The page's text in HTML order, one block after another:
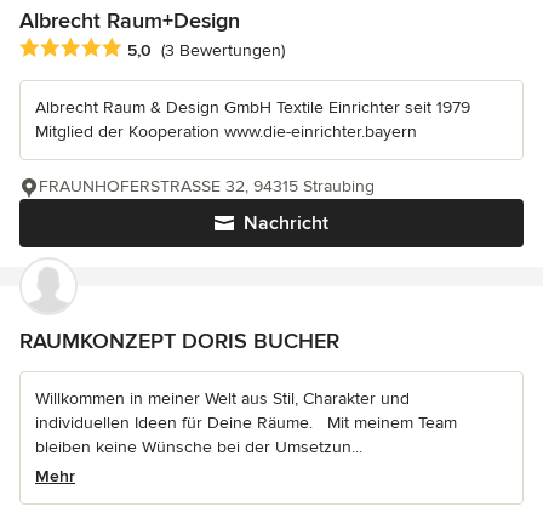
Albrecht Raum+Design
Durchschnittliche Bewertung: 5 von 5 Sternen
5,0 (3 Bewertungen)
Albrecht Raum & Design GmbH Textile Einrichter seit 1979
Mitglied der Kooperation www.die-einrichter.bayern
Nachricht
FRAUNHOFERSTRASSE 32, 94315 Straubing
RAUMKONZEPT DORIS BUCHER
Willkommen in meiner Welt aus Stil, Charakter und
individuellen Ideen für Deine Räume. Mit meinem Team
bleiben keine Wünsche bei der Umsetzun...
Mehr